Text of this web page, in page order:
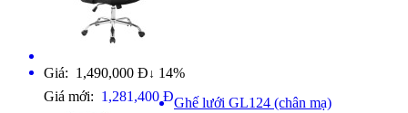
Giá: 1,490,000 Đ ↓ 14%
Giá mới: 1,281,400 ĐGhế lưới GL124 (chân mạ)